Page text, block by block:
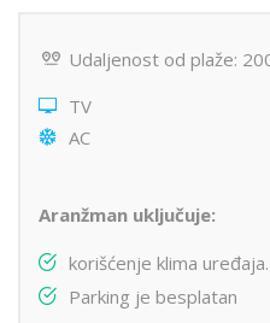
Udaljenost od plaže:
TV
AC
Aranžman uključuje:
korišćenje klima uređaja.
Parking je besplatan